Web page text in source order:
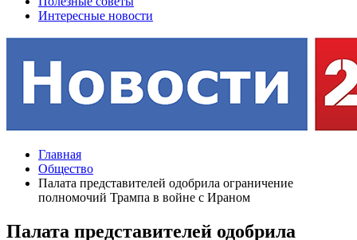
Интересные новости
Главная
Общество
Палата представителей одобрила ограничение
полномочий Трампа в войне с Ираном
Палата представителей одобрила